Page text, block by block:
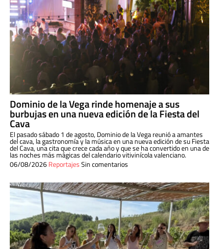
Dominio de la Vega rinde homenaje a sus
burbujas en una nueva edición de la Fiesta del
Cava
El pasado sábado 1 de agosto, Dominio de la Vega reunió a amantes
del cava, la gastronomía y la música en una nueva edición de su Fiesta
del Cava, una cita que crece cada año y que se ha convertido en una de
las noches más mágicas del calendario vitivinícola valenciano.
06/08/2026ReportajesSin comentarios